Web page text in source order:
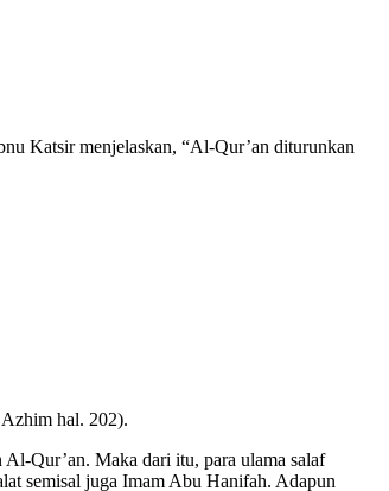
Katsir menjelaskan, “Al-Qur’an diturunkan
hal. 202).
Qur’an. Maka dari itu, para ulama salaf
semisal juga Imam Abu Hanifah. Adapun